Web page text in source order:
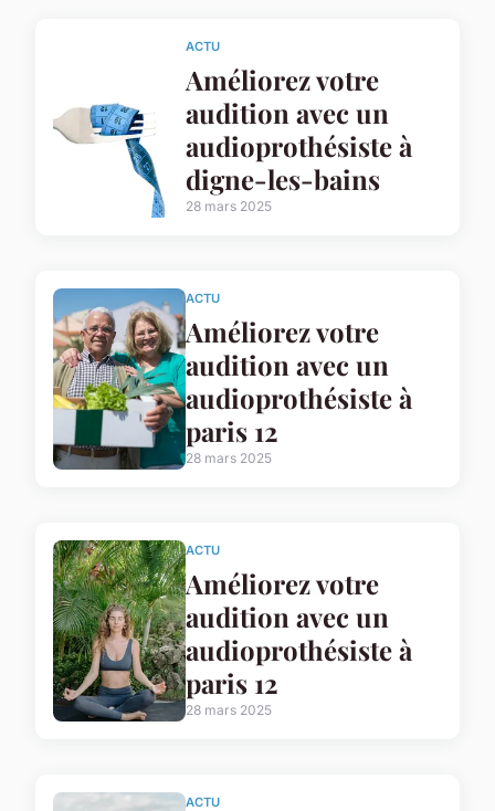
ACTU
Améliorez votre
audition avec un
audioprothésiste à
digne-les-bains
28 mars 2025
ACTU
Améliorez votre
audition avec un
audioprothésiste à
paris 12
28 mars 2025
ACTU
Améliorez votre
audition avec un
audioprothésiste à
paris 12
28 mars 2025
ACTU